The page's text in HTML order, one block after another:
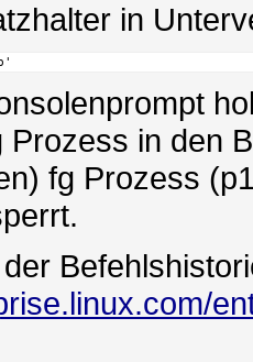
in
Prozess in den
fg Prozess